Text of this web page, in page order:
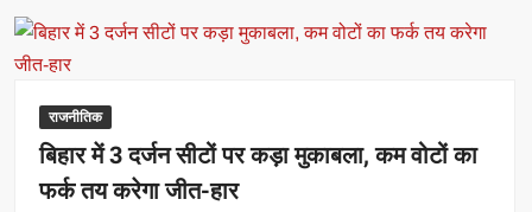
यूपी
का
राजनीतिक
बिहार में 3 दर्जन सीटों पर कड़ा मुकाबला, कम वोटों का
फर्क तय करेगा जीत-हार